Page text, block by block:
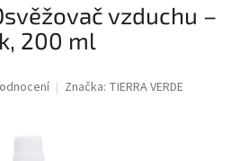
vzduchu –
200 ml
Značka: TIERRA VERDE